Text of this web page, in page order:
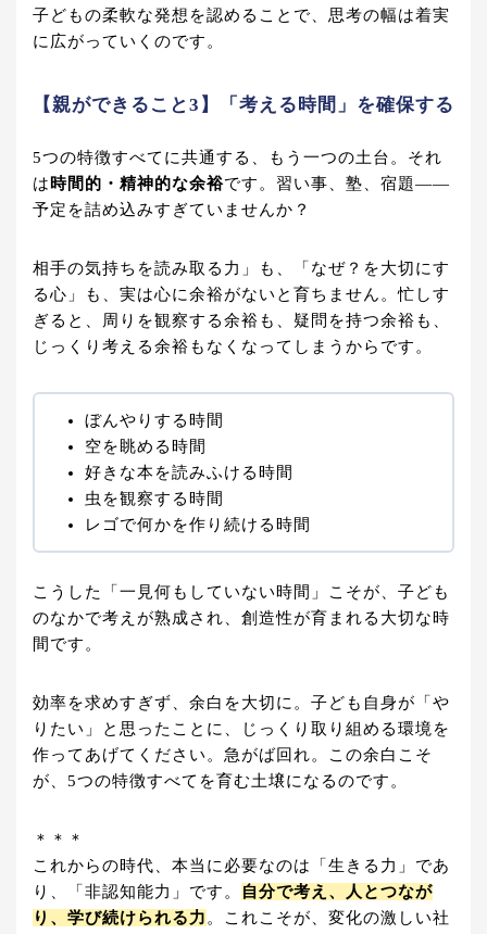
子どもの柔軟な発想を認めることで、思考の幅は着実
に広がっていくのです。
【親ができること3】「考える時間」を確保する
5つの特徴すべてに共通する、もう一つの土台。それ
は 時間的・精神的な余裕です。習い事、塾、宿題――
予定を詰め込みすぎていませんか？
相手の気持ちを読み取る力」も、「なぜ？を大切にす
る心」も、実は心に余裕がないと育ちません。忙しす
ぎると、周りを観察する余裕も、疑問を持つ余裕も、
じっくり考える余裕もなくなってしまうからです。
ぼんやりする時間
空を眺める時間
好きな本を読みふける時間
虫を観察する時間
レゴで何かを作り続ける時間
こうした「一見何もしていない時間」こそが、子ども
のなかで考えが熟成され、創造性が育まれる大切な時
間です。
効率を求めすぎず、余白を大切に。子ども自身が「や
りたい」と思ったことに、じっくり取り組める環境を
作ってあげてください。急がば回れ。この余白こそ
が、5つの特徴すべてを育む土壌になるのです。
＊＊＊
これからの時代、本当に必要なのは「生きる力」であ
り、「非認知能力」です。
自分で考え、人とつなが
り、学び続けられる力 。これこそが、変化の激しい社